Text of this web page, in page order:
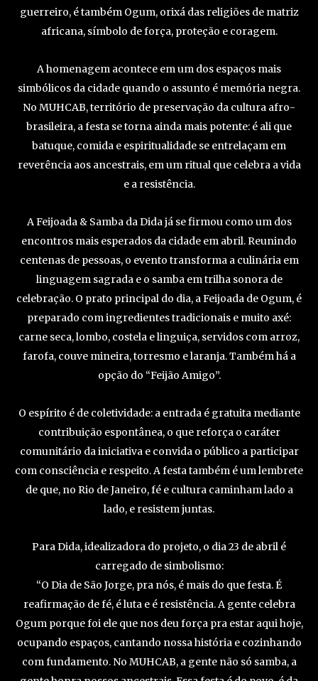
guerreiro, é também Ogum, orixá das religiões de matriz
africana, símbolo de força, proteção e coragem.
A homenagem acontece em um dos espaços mais
simbólicos da cidade quando o assunto é memória negra.
No MUHCAB, território de preservação da cultura afro-
brasileira, a festa se torna ainda mais potente: é ali que
batuque, comida e espiritualidade se entrelaçam em
reverência aos ancestrais, em um ritual que celebra a vida
e a resistência.
A Feijoada & Samba da Dida já se firmou como um dos
encontros mais esperados da cidade em abril. Reunindo
centenas de pessoas, o evento transforma a culinária em
linguagem sagrada e o samba em trilha sonora de
celebração. O prato principal do dia, a Feijoada de Ogum, é
preparado com ingredientes tradicionais e muito axé:
carne seca, lombo, costela e linguiça, servidos com arroz,
farofa, couve mineira, torresmo e laranja. Também há a
opção do “Feijão Amigo”.
O espírito é de coletividade: a entrada é gratuita mediante
contribuição espontânea, o que reforça o caráter
comunitário da iniciativa e convida o público a participar
com consciência e respeito. A festa também é um lembrete
de que, no Rio de Janeiro, fé e cultura caminham lado a
lado, e resistem juntas.
Para Dida, idealizadora do projeto, o dia 23 de abril é
carregado de simbolismo:
“O Dia de São Jorge, pra nós, é mais do que festa. É
reafirmação de fé, é luta e é resistência. A gente celebra
Ogum porque foi ele que nos deu força pra estar aqui hoje,
ocupando espaços, cantando nossa história e cozinhando
com fundamento. No MUHCAB, a gente não só samba, a